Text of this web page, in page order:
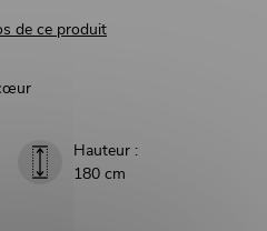
de ce produit
Hauteur :
180 cm